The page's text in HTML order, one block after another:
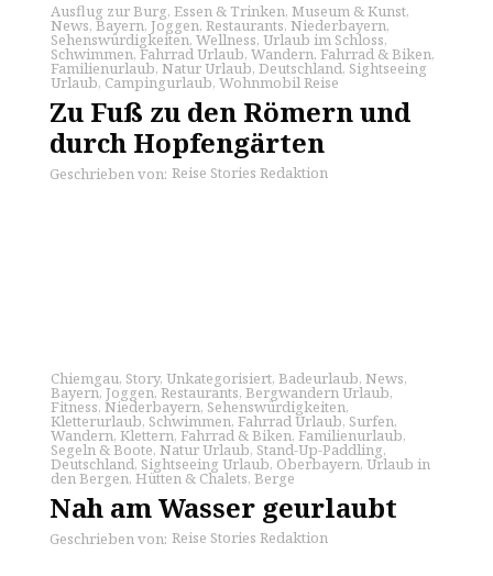
Ausflug zur Burg, Essen & Trinken, Museum & Kunst,
News, Bayern, Joggen, Restaurants, Niederbayern,
Sehenswürdigkeiten, Wellness, Urlaub im Schloss,
Schwimmen, Fahrrad Urlaub, Wandern, Fahrrad & Biken,
Familienurlaub, Natur Urlaub, Deutschland, Sightseeing
Urlaub, Campingurlaub, Wohnmobil Reise
Zu Fuß zu den Römern und
durch Hopfengärten
Geschrieben von: Reise Stories Redaktion
Chiemgau, Story, Unkategorisiert, Badeurlaub, News,
Bayern, Joggen,Restaurants, Bergwandern Urlaub,
Fitness, Niederbayern, Sehenswürdigkeiten,
Kletterurlaub, Schwimmen, Fahrrad Urlaub, Surfen,
Wandern, Klettern, Fahrrad & Biken, Familienurlaub,
Segeln & Boote, Natur Urlaub, Stand-Up-Paddling,
Deutschland, Sightseeing Urlaub, Oberbayern, Urlaub in
den Bergen, Hütten & Chalets, Berge
Nah am Wasser geurlaubt
Geschrieben von: Reise Stories Redaktion